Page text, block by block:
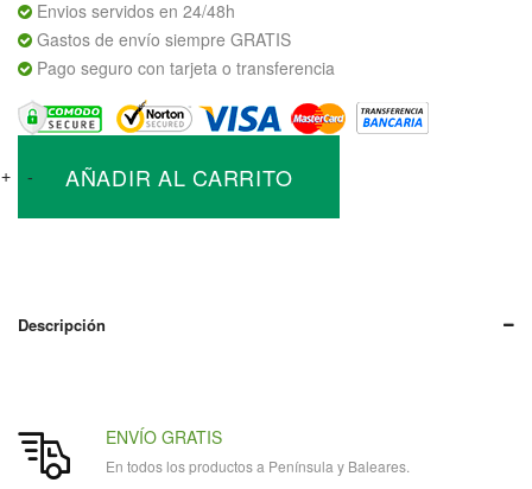
Envios servidos en 24/48h
Gastos de envío siempre GRATIS
Pago seguro con tarjeta o transferencia
-de
+ AÑADIR AL CARRITO
Descripción
ENVÍO GRATIS
En todos los productos a Península y Baleares.